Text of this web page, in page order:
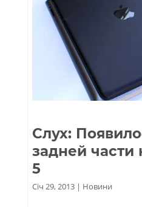
Слух:
задней части
5
Січ 29, 2013| Новини